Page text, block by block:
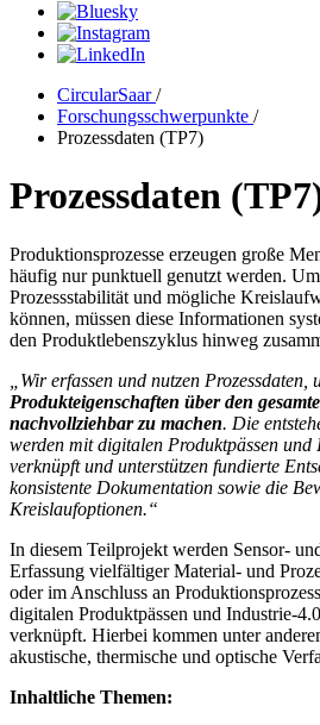
CircularSaar/
Forschungsschwerpunkte /
Prozessdaten (TP7)
Prozessdaten
Produktionsprozesse erzeugen große
häufig nur punktuell genutzt werden.
Prozessstabilität und mögliche
können, müssen diese Informationen
den Produktlebenszyklus hinweg
„Wir erfassen und nutzen Prozessdaten,
Produkteigenschaften über den
nachvollziehbar zu machen. Die
werden mit digitalen Produktpässen und
verknüpft und unterstützen fundierte
konsistente Dokumentation sowie die
Kreislaufoptionen.“
In diesem Teilprojekt werden Sensor-
Erfassung vielfältiger Material- und
oder im Anschluss an
digitalen Produktpässen und Industrie-
verknüpft. Hierbei kommen unter
akustische, thermische und optische
Inhaltliche Themen: